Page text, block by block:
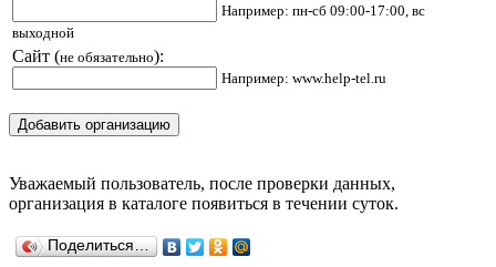
Например: пн-сб 09:00-17:00, вс
выходной
Сайт (не обязательно):
Например: www.help-tel.ru
Уважаемый пользователь, после проверки данных,
организация в каталоге появиться в течении суток.
Поделиться…